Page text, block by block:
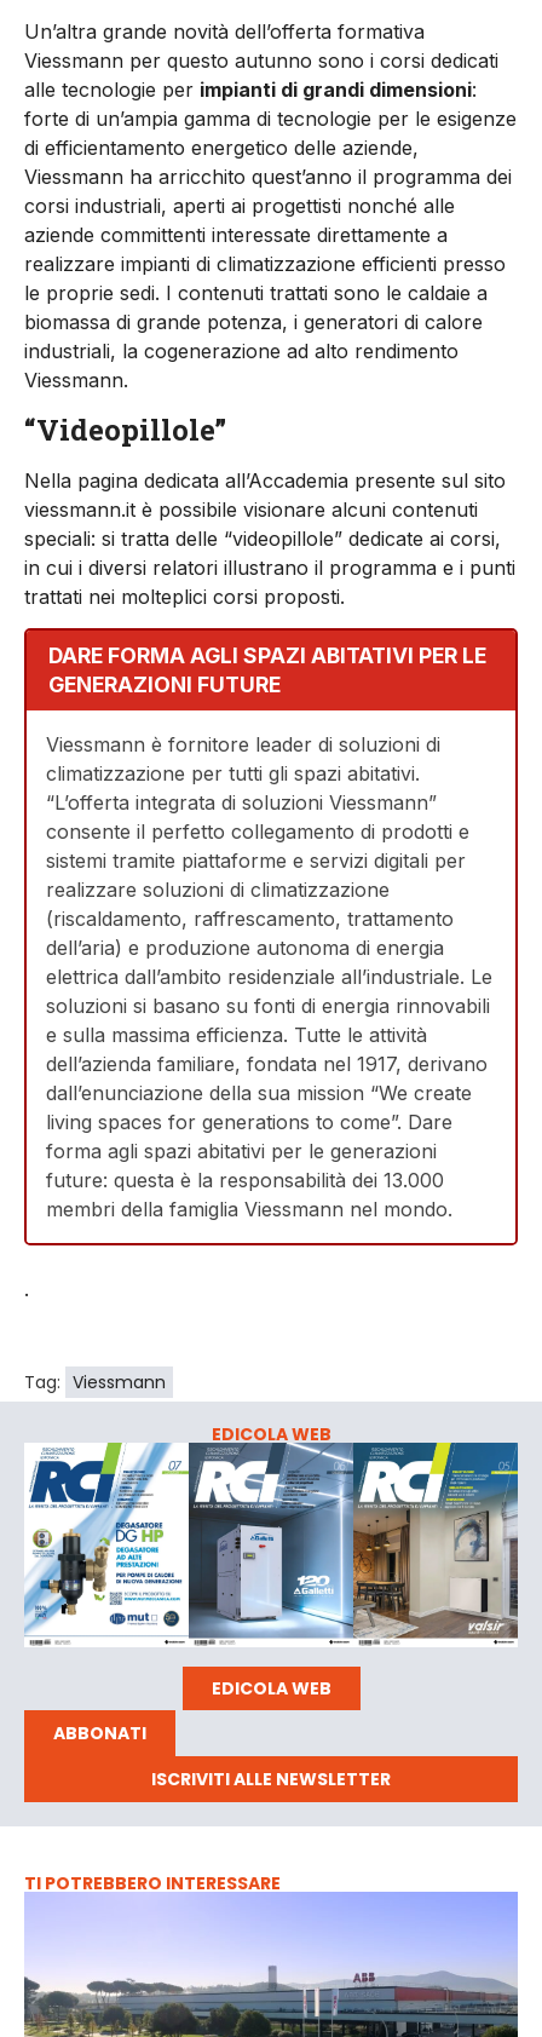
Un’altra grande novità dell’offerta formativa
Viessmann per questo autunno sono i corsi dedicati
alle tecnologie per impianti di grandi dimensioni:
forte di un’ampia gamma di tecnologie per le esigenze
di efficientamento energetico delle aziende,
Viessmann ha arricchito quest’anno il programma dei
corsi industriali, aperti ai progettisti nonché alle
aziende committenti interessate direttamente a
realizzare impianti di climatizzazione efficienti presso
le proprie sedi. I contenuti trattati sono le caldaie a
biomassa di grande potenza, i generatori di calore
industriali, la cogenerazione ad alto rendimento
Viessmann.
“Videopillole”
Nella pagina dedicata all’Accademia presente sul sito
viessmann.it è possibile visionare alcuni contenuti
speciali: si tratta delle “videopillole” dedicate ai corsi,
in cui i diversi relatori illustrano il programma e i punti
trattati nei molteplici corsi proposti.
DARE FORMA AGLI SPAZI ABITATIVI PER LE
GENERAZIONI FUTURE
Viessmann è fornitore leader di soluzioni di
climatizzazione per tutti gli spazi abitativi.
“L’offerta integrata di soluzioni Viessmann”
consente il perfetto collegamento di prodotti e
sistemi tramite piattaforme e servizi digitali per
realizzare soluzioni di climatizzazione
(riscaldamento, raffrescamento, trattamento
dell’aria) e produzione autonoma di energia
elettrica dall’ambito residenziale all’industriale. Le
soluzioni si basano su fonti di energia rinnovabili
e sulla massima efficienza. Tutte le attività
dell’azienda familiare, fondata nel 1917, derivano
dall’enunciazione della sua mission “We create
living spaces for generations to come”. Dare
forma agli spazi abitativi per le generazioni
future: questa è la responsabilità dei 13.000
membri della famiglia Viessmann nel mondo.
.
Tag: Viessmann
EDICOLA WEB
EDICOLA WEB
ABBONATI
ISCRIVITI ALLE NEWSLETTER
TI POTREBBERO INTERESSARE